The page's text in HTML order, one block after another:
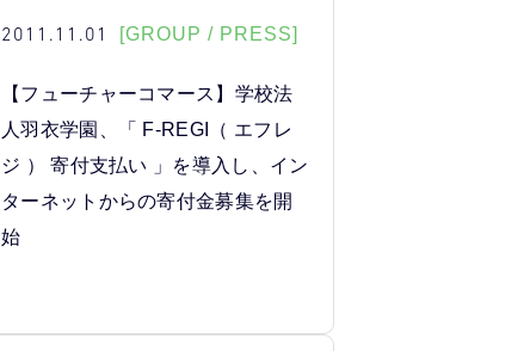
2011.11.01 [GROUP / PRESS]
【フューチャーコマース】学校法
人羽衣学園、「 F-REGI（ エフレ
ジ ） 寄付支払い 」を導入し、イン
ターネットからの寄付金募集を開
始